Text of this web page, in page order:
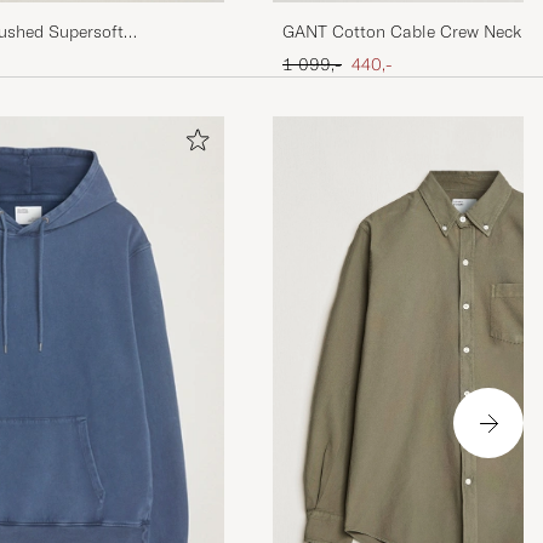
Supersoft
GANT Cotton Cable Crew Neck
Melange
Ordinary pris
1 099,- Nedsat pris
440,-